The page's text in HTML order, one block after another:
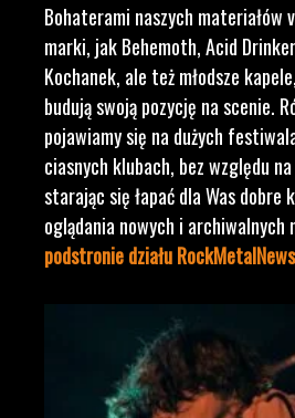
Bohaterami naszych materiałów
marki, jak Behemoth, Acid
Kochanek, ale też młodsze
budują swoją pozycję na scenie.
pojawiamy się na dużych
ciasnych klubach, bez względu
starając się łapać dla Was dobre
oglądania nowych i archiwalnych
podstronie działu